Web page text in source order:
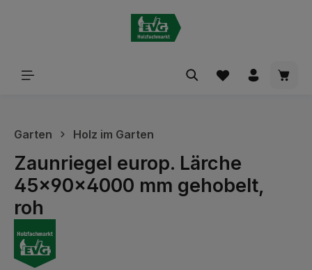
Garten Holz im Garten
Zaunriegel europ. Lärche
45x90x4000 mm gehobelt,
roh